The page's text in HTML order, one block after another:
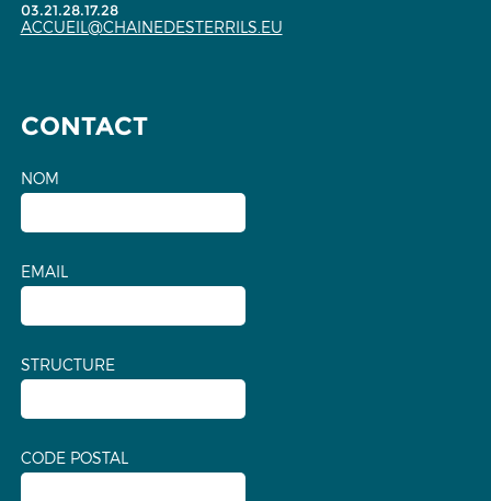
03.21.28.17.28
ACCUEIL@CHAINEDESTERRILS.EU
CONTACT
NOM
EMAIL
STRUCTURE
CODE POSTAL